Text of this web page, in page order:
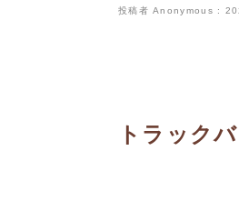
投稿者 Anonymous :
トラック